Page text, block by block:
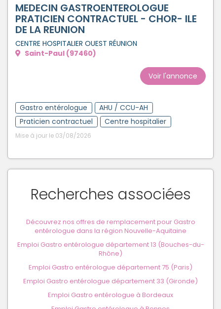
MEDECIN GASTROENTEROLOGUE
PRATICIEN CONTRACTUEL - CHOR- ILE
DE LA REUNION
CENTRE HOSPITALIER OUEST RÉUNION
Saint-Paul (97460)
Voir l'annonce
Gastro entérologue
AHU / CCU-AH
Praticien contractuel
Centre hospitalier
Mise à jour le 03/08/2026
Recherches associées
Découvrez nos offres de remplacement pour Gastro
entérologue dans la région Nouvelle-Aquitaine
Emploi Gastro entérologue département 13 (Bouches-du-
Rhône)
Emploi Gastro entérologue département 75 (Paris)
Emploi Gastro entérologue département 33 (Gironde)
Emploi Gastro entérologue à Bordeaux